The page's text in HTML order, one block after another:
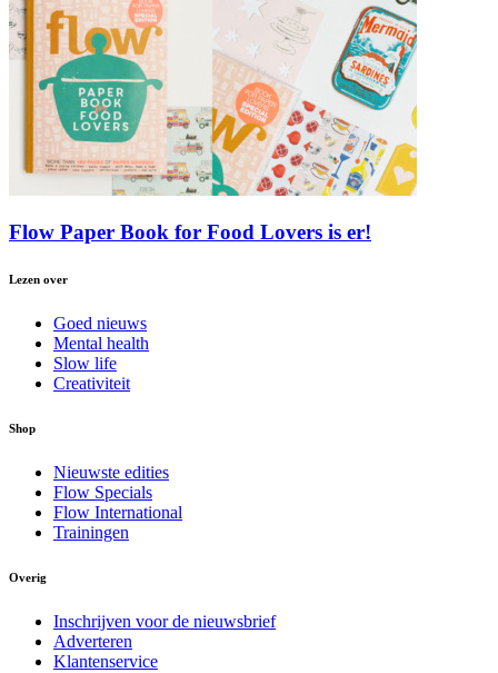
Flow Paper Book for Food Lovers is er!
Lezen over
Goed nieuws
Mental health
Slow life
Creativiteit
Shop
Nieuwste edities
Flow Specials
Flow International
Trainingen
Overig
Inschrijven voor de nieuwsbrief
Adverteren
Klantenservice